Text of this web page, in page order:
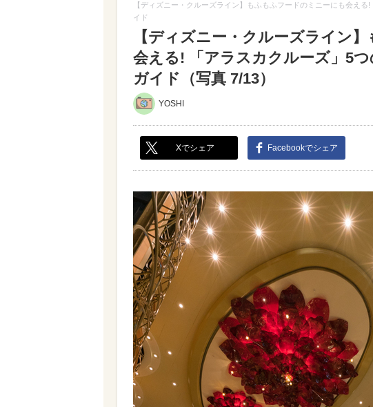
【ディズニー・クルーズライン】もふもふフードのミニーにも会え
イド
【ディズニー・クルーズライン
会える! 「アラスカクルーズ」5
ガイド（写真 7/13）
YOSHI
Xでシェア Facebookでシェア